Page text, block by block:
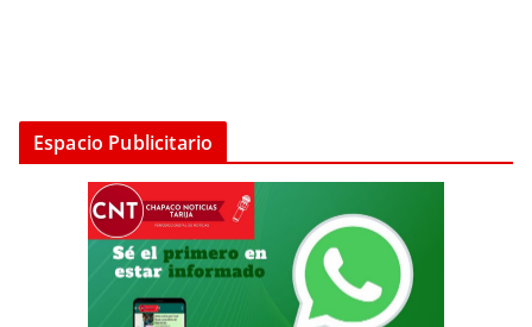
Espacio Publicitario